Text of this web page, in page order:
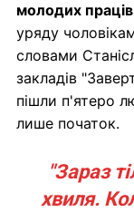
молодих
уряду
словами
закладів
пішли п'ятеро
лише початок.
"Зараз
хвиля.